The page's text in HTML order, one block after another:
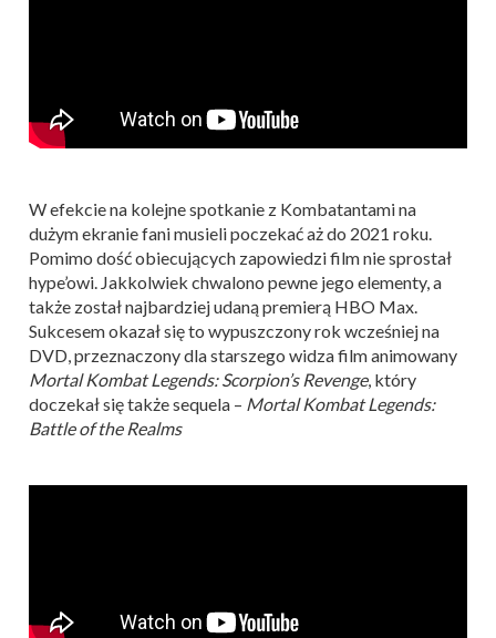
W efekcie na kolejne spotkanie z Kombatantami na
dużym ekranie fani musieli poczekać aż do 2021 roku.
Pomimo dość obiecujących zapowiedzi film nie sprostał
hype’owi. Jakkolwiek chwalono pewne jego elementy, a
także został najbardziej udaną premierą HBO Max.
Sukcesem okazał się to wypuszczony rok wcześniej na
DVD, przeznaczony dla starszego widza film animowany
Mortal Kombat Legends: Scorpion’s Revenge, który
doczekał się także sequela – Mortal Kombat Legends:
Battle of the Realms